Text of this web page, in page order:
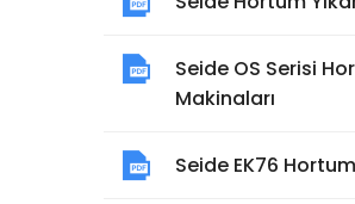
Seide OS Serisi
Makinaları
Seide EK76